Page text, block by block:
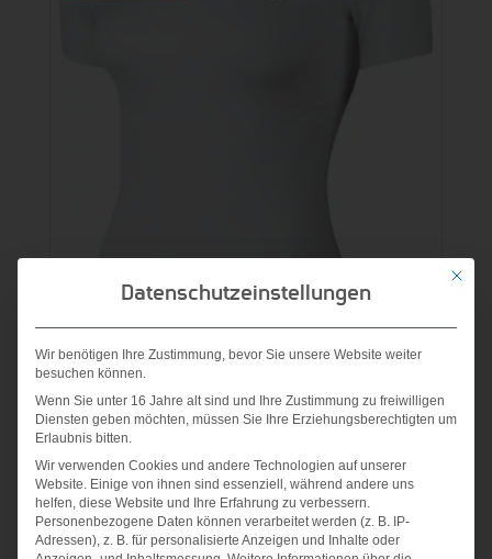
NIKE PRO COOL SHORT
SLEEVE WHITE/BLACK
28,00€Ursprünglicher
Preis
war:
28,00 €
19,00€Aktueller
Preis
ist:
19,00 €.
inkl. MwSt.
zzgl.Versandkosten
Mit
Datenschutzeinstellungen
Wir benötigen Ihre Zustimmung, bevor Sie unsere Website weiter
besuchen können.
Wenn Sie unter 16 Jahre alt sind und Ihre Zustimmung zu freiwilligen
Diensten geben möchten, müssen Sie Ihre Erziehungsberechtigten um
Erlaubnis bitten.
Wir verwenden Cookies und andere Technologien auf unserer
Website. Einige von ihnen sind essenziell, während andere uns
helfen, diese Website und Ihre Erfahrung zu verbessern.
Personenbezogene Daten können verarbeitet werden (z. B. IP-
Adressen), z. B. für personalisierte Anzeigen und Inhalte oder